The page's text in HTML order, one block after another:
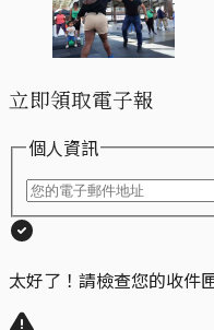
立即領取電子報
個人資訊
太好了！請檢查您的收件